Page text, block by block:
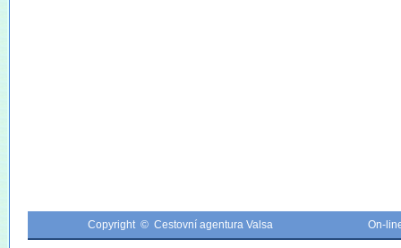
Copyright © Cestovní agentura Valsa On-